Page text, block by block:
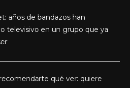
años de bandazos han
televisivo en un grupo que ya
qué ver: quiere